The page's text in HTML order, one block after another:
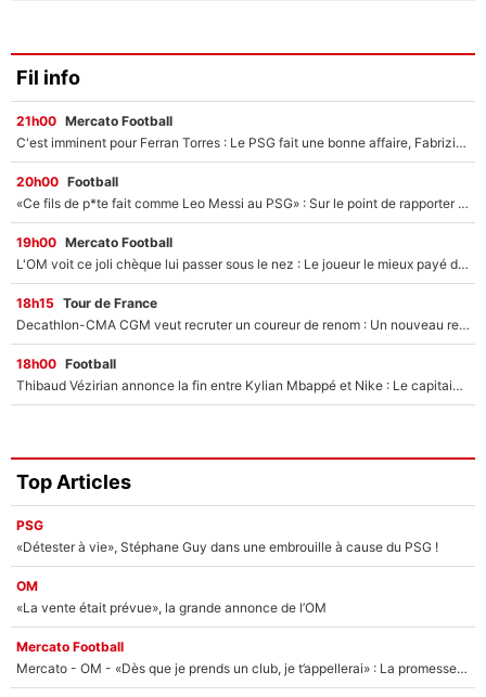
Fil info
21h00 Mercato Football
C'est imminent pour Ferran Torres : Le PSG fait une bonne affaire, Fabrizio Romano révèle le vrai prix du joueur !
20h00 Football
«Ce fils de p*te fait comme Leo Messi au PSG» : Sur le point de rapporter gros à l'OM, Facundo Medina raconte son clash avec des supporters !
19h00 Mercato Football
L'OM voit ce joli chèque lui passer sous le nez : Le joueur le mieux payé du club refuse de partir, son transfert est annulé à la dernière minute !
18h15 Tour de France
Decathlon-CMA CGM veut recruter un coureur de renom : Un nouveau renfort important arrive pour Paul Seixas ?
18h00 Football
Thibaud Vézirian annonce la fin entre Kylian Mbappé et Nike : Le capitaine de l'équipe de France lui répond sur Instagram !
Top Articles
PSG
«Détester à vie», Stéphane Guy dans une embrouille à cause du PSG !
OM
«La vente était prévue», la grande annonce de l’OM
Mercato Football
Mercato - OM - «Dès que je prends un club, je t’appellerai» : La promesse de Marcelino au moment de claquer la porte